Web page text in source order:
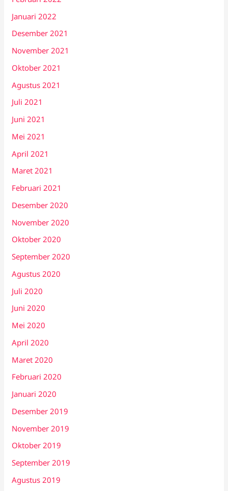
Januari 2022
Desember 2021
November 2021
Oktober 2021
Agustus 2021
Juli 2021
Juni 2021
Mei 2021
April 2021
Maret 2021
Februari 2021
Desember 2020
November 2020
Oktober 2020
September 2020
Agustus 2020
Juli 2020
Juni 2020
Mei 2020
April 2020
Maret 2020
Februari 2020
Januari 2020
Desember 2019
November 2019
Oktober 2019
September 2019
Agustus 2019